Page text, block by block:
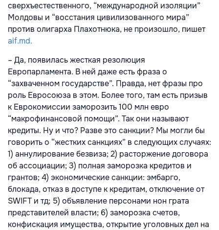
сверхъестественного, “международной изоляции”
Молдовы и “восстания цивилизованного мира”
против олигарха Плахотнюка, не произошло, пишет
aif.md.
– Да, появилась жесткая резолюция
Европарламента. В ней даже есть фраза о
“захваченном государстве”. Правда, нет фразы про
роль Евросоюза в этом. Более того, там есть призыв
к Еврокомиссии заморозить 100 млн евро
“макрофинансовой помощи”. Так они называют
кредиты. Ну и что? Разве это санкции? Мы могли бы
говорить о “жестких санкциях” в следующих случаях:
1) аннулирование безвиза; 2) расторжение договора
об ассоциации; 3) полная заморозка кредитов и
грантов; 4) экономические санкции: эмбарго,
блокада, отказ в доступе к кредитам, отключение от
SWIFT и тд; 5) объявление персонами нон грата
представителей власти; 6) заморозка счетов,
конфискация имущества, открытие уголовных дел на